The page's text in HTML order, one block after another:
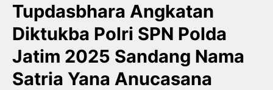
Tupdasbhara Angkatan
Diktukba Polri SPN Polda
Jatim 2025 Sandang Nama
Satria Yana Anucasana